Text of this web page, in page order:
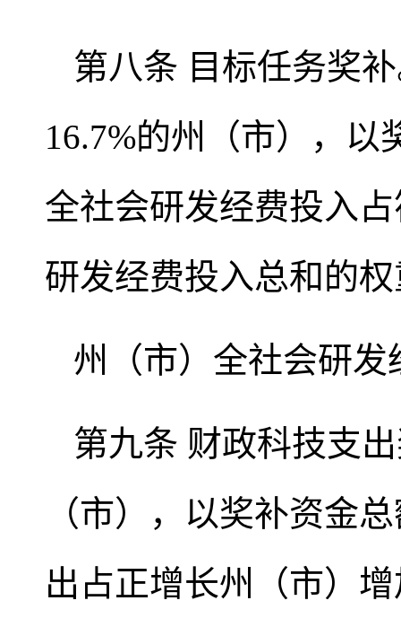
第八条 目标任务奖
16.7%的州（市），以
全社会研发经费投入
研发经费投入总和的
州（市）全社会研发
第九条 财政科技支
（市），以奖补资金
出占正增长州（市）